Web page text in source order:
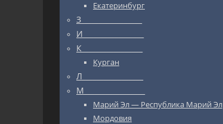
Екатеринбург
З_________________
И_________________
К_________________
Курган
Л_________________
М_________________
Марий Эл — Республика Марий Эл
Мордовия